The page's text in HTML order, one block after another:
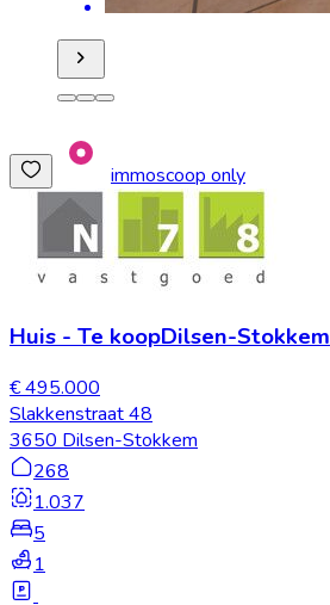
immoscoop only
Huis - Te koopDilsen-Stokkem
€ 495.000
Slakkenstraat 48
3650 Dilsen-Stokkem
268
1.037
5
1